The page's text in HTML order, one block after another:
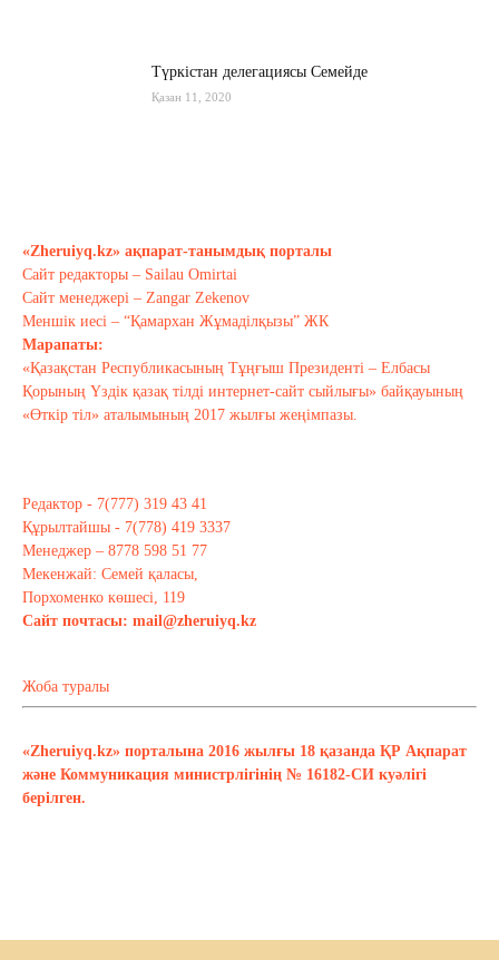
Түркістан делегациясы Семейде
Қазан 11, 2020
Тағы оқу
«Zheruiyq.kz» ақпарат-танымдық порталы
Сайт редакторы – Sailau Omirtai
Сайт менеджері – Zangar Zekenov
Меншік иесі – “Қамархан Жұмаділқызы” ЖК
Марапаты:
«Қазақстан Республикасының Тұңғыш Президенті – Елбасы
Қорының Үздік қазақ тілді интернет-сайт сыйлығы» байқауының
«Өткір тіл» аталымының 2017 жылғы жеңімпазы.
Редактор - 7(777) 319 43 41
Құрылтайшы - 7(778) 419 3337
Менеджер – 8778 598 51 77
Мекенжай: Семей қаласы,
Порхоменко көшесі, 119
Сайт почтасы: mail@zheruiyq.kz
Жоба туралы
«Zheruiyq.kz» порталына 2016 жылғы 18 қазанда ҚР Ақпарат
және Коммуникация министрлігінің № 16182-СИ куәлігі
берілген.